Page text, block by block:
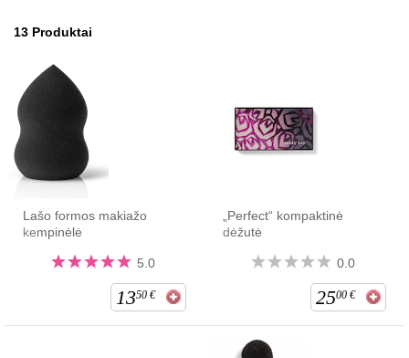
13 Produktai
Lašo formos makiažo
kempinėlė
5.0
1350 €
„Perfect“ kompaktinė
dėžutė
0.0
2500 €